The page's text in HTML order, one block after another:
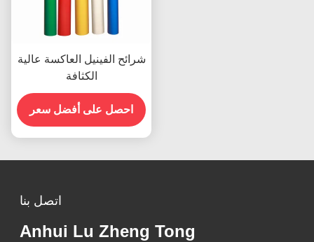
شرائح الفينيل العاكسة عالية
الكثافة
احصل على أفضل سعر
اتصل بنا
Anhui Lu Zheng Tong